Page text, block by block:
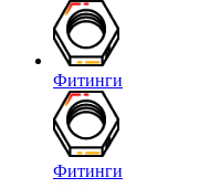
Фитинги
Фитинги